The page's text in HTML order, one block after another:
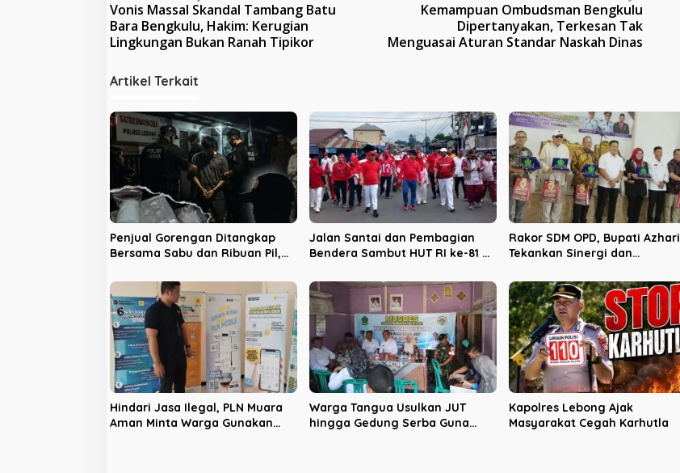
a
v
g
a
s
i
o
s
Vonis Massal Skandal Tambang Batu
Bara Bengkulu, Hakim: Kerugian
Lingkungan Bukan Ranah Tipikor
Kemampuan Ombudsman Bengkulu
Dipertanyakan, Terkesan Tak
Menguasai Aturan Standar Naskah Dinas
Artikel Terkait
Penjual Gorengan Ditangkap
Bersama Sabu dan Ribuan Pil,
Interogasi
Jalan Santai dan Pembagian
Bendera Sambut HUT RI ke-81 di
Rakor SDM OPD, Bupati Azhari
Tekankan Sinergi dan
Hindari Jasa Ilegal, PLN Muara
Aman Minta Warga Gunakan
Warga Tangua Usulkan JUT
hingga Gedung Serba Guna
Kapolres Lebong Ajak
Masyarakat Cegah Karhutla